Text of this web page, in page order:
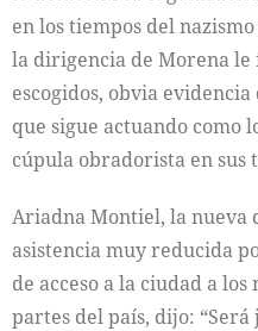
en los tiempos del
la dirigencia de Morena
escogidos, obvia
que sigue actuando como
cúpula obradorista en sus
Ariadna Montiel, la nueva
asistencia muy reducida
de acceso a la ciudad a
partes del país, dijo: